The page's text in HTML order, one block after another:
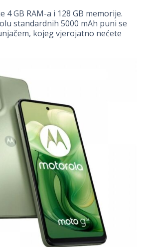
4 GB RAM-a i 128 GB memorije.
standardnih 5000 mAh puni se
kojeg vjerojatno nećete